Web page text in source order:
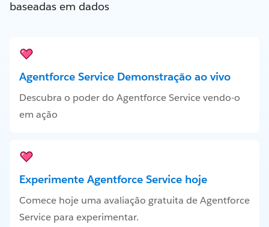
baseadas em dados
Agentforce Service Demonstração ao vivo
Descubra o poder do Agentforce Service vendo-o
em ação
Experimente Agentforce Service hoje
Comece hoje uma avaliação gratuita de Agentforce
Service para experimentar.